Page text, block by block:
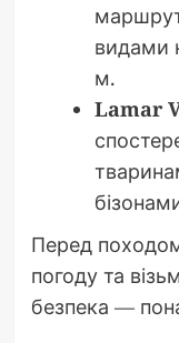
видами
м.
Lamar
Перед
погоду та
безпека —